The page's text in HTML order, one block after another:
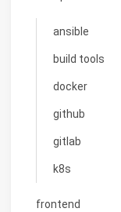
ansible
build tools
docker
github
gitlab
k8s
frontend